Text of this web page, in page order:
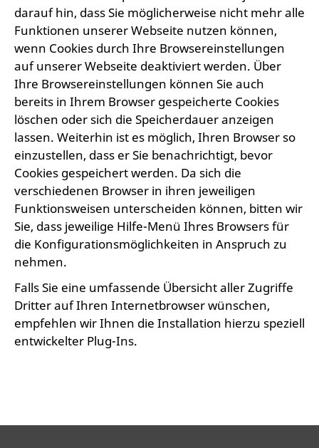
darauf hin, dass Sie möglicherweise nicht mehr alle
Funktionen unserer Webseite nutzen können,
wenn Cookies durch Ihre Browsereinstellungen
auf unserer Webseite deaktiviert werden. Über
Ihre Browsereinstellungen können Sie auch
bereits in Ihrem Browser gespeicherte Cookies
löschen oder sich die Speicherdauer anzeigen
lassen. Weiterhin ist es möglich, Ihren Browser so
einzustellen, dass er Sie benachrichtigt, bevor
Cookies gespeichert werden. Da sich die
verschiedenen Browser in ihren jeweiligen
Funktionsweisen unterscheiden können, bitten wir
Sie, dass jeweilige Hilfe-Menü Ihres Browsers für
die Konfigurationsmöglichkeiten in Anspruch zu
nehmen.
Falls Sie eine umfassende Übersicht aller Zugriffe
Dritter auf Ihren Internetbrowser wünschen,
empfehlen wir Ihnen die Installation hierzu speziell
entwickelter Plug-Ins.